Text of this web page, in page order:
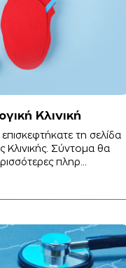
Κλινική
τη σελίδα
Κλινικής. Σύντομα θα
πληρ...